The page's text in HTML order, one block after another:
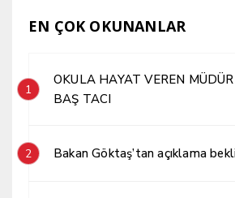
EN ÇOK OKUNANLAR
1
OKULA HAYAT VEREN
BAŞ TACI
2 Bakan Göktaş’tan açıklama